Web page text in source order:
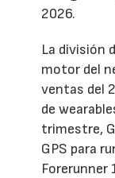
2026.
La división
motor del
ventas del
de
trimestre,
GPS para
Forerunner